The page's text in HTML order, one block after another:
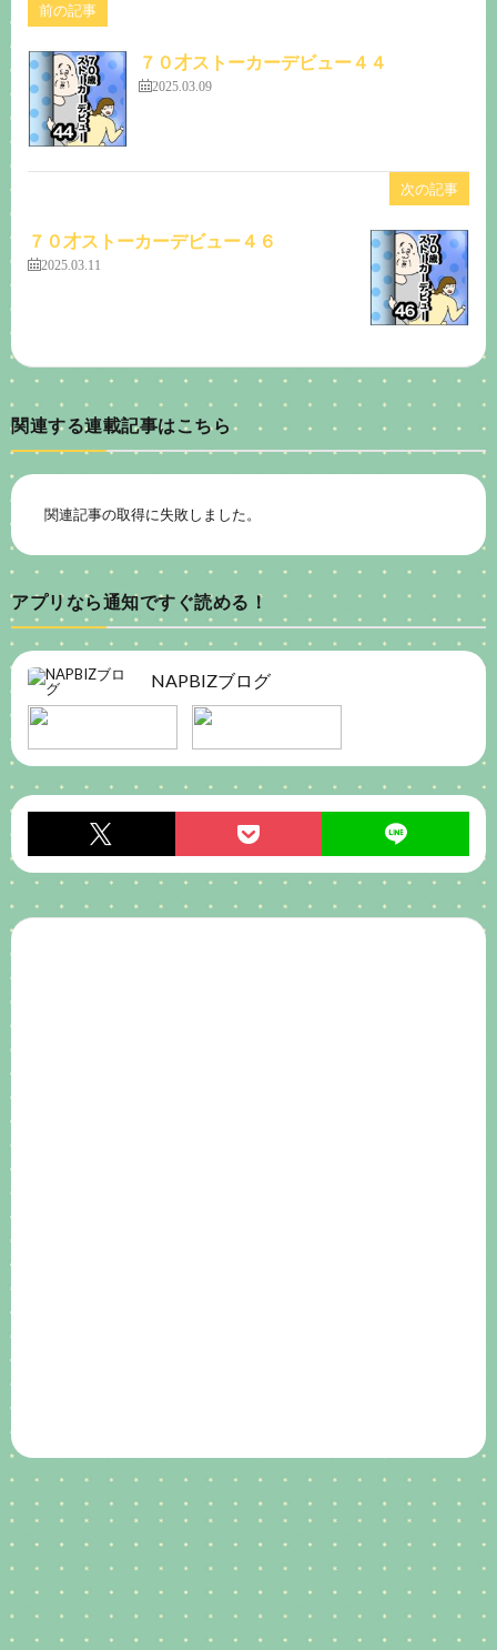
前の記事
７０才ストーカーデビュー４４
2025.03.09
次の記事
７０才ストーカーデビュー４６
2025.03.11
関連する連載記事はこちら
関連記事の取得に失敗しました。
アプリなら通知ですぐ読める！
NAPBIZブログ